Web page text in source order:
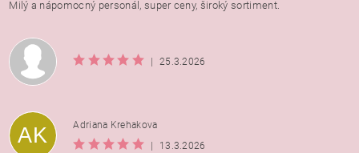
Milý a nápomocný personál, super ceny, široký sortiment.
25.3.2026
AK
Adriana Krehakova
13.3.2026